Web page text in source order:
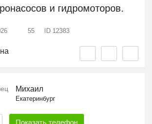
и гидромоторов.
55 ID 12383
Михаил
Екатеринбург
Показать телефон